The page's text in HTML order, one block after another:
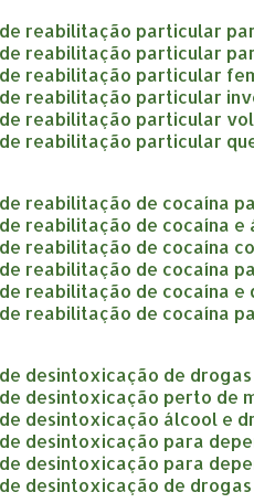
de reabilitação particular
de reabilitação particular
de reabilitação particular
de reabilitação particular
de reabilitação particular
de reabilitação particular
de reabilitação de cocaína
de reabilitação de cocaína
de reabilitação de cocaína
de reabilitação de cocaína
de reabilitação de cocaína e
de reabilitação de cocaína
de desintoxicação de
de desintoxicação perto de
de desintoxicação álcool e
de desintoxicação para
de desintoxicação para
de desintoxicação de drogas